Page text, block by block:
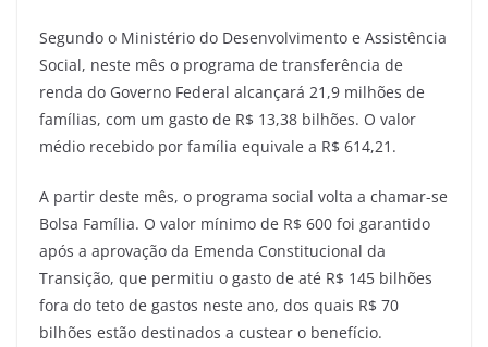
Segundo o Ministério do Desenvolvimento e Assistência
Social, neste mês o programa de transferência de
renda do Governo Federal alcançará 21,9 milhões de
famílias, com um gasto de R$ 13,38 bilhões. O valor
médio recebido por família equivale a R$ 614,21.
A partir deste mês, o programa social volta a chamar-se
Bolsa Família. O valor mínimo de R$ 600 foi garantido
após a aprovação da Emenda Constitucional da
Transição, que permitiu o gasto de até R$ 145 bilhões
fora do teto de gastos neste ano, dos quais R$ 70
bilhões estão destinados a custear o benefício.